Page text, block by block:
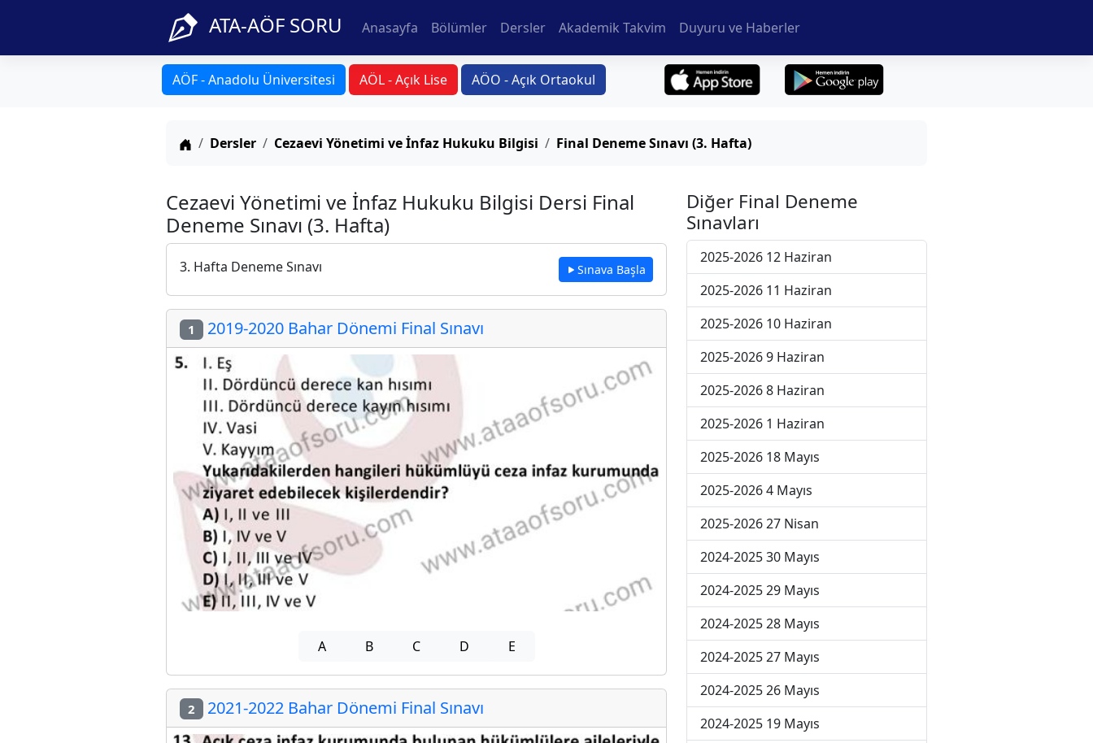
ATA-AÖF SORU Anasayfa Bölümler Dersler Akademik Takvim Duyuru ve Haberler
AÖF - Anadolu Üniversitesi AÖL - Açık Lise AÖO - Açık Ortaokul
Anasayfa
Dersler Cezaevi Yönetimi ve İnfaz Hukuku Bilgisi Final Deneme Sınavı (3. Hafta)
Cezaevi Yönetimi ve İnfaz Hukuku Bilgisi Dersi Final
Deneme Sınavı (3. Hafta)
3. Hafta Deneme Sınavı Sınava Başla
1 2019-2020 Bahar Dönemi Final Sınavı
A B C D E
2 2021-2022 Bahar Dönemi Final Sınavı
Diğer Final Deneme
Sınavları
2025-2026 12 Haziran
2025-2026 11 Haziran
2025-2026 10 Haziran
2025-2026 9 Haziran
2025-2026 8 Haziran
2025-2026 1 Haziran
2025-2026 18 Mayıs
2025-2026 4 Mayıs
2025-2026 27 Nisan
2024-2025 30 Mayıs
2024-2025 29 Mayıs
2024-2025 28 Mayıs
2024-2025 27 Mayıs
2024-2025 26 Mayıs
2024-2025 19 Mayıs